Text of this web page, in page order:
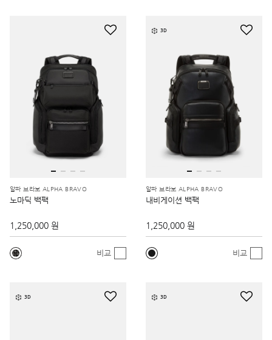
알파 브라보 ALPHA BRAVO
노마딕 백팩
1,250,000 원
비교
3D
알파 브라보 ALPHA BRAVO
내비게이션 백팩
1,250,000 원
비교
3D 3D